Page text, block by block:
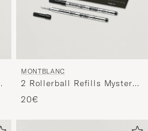
MONTBLANC
2 Rollerball Refills Mystery
Black
20€